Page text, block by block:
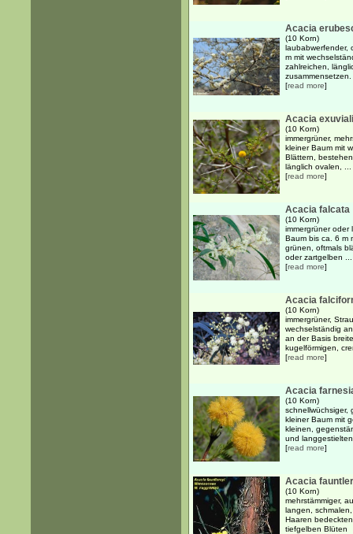
Acacia
(10 Korn)
laubabwerfender,
m mit
zahlreichen,
[read more]
Acacia
(10 Korn)
immergrüner,
kleiner Baum mit
Blättern,
länglich ovalen, ...
[read more]
Acacia falcata
(10 Korn)
immergrüner oder
Baum bis ca. 6 m
grünen, oftmals
oder zartgelben ...
[read more]
Acacia
(10 Korn)
immergrüner,
wechselständig
an der Basis
kugelförmigen,
[read more]
Acacia
(10 Korn)
schnellwüchsiger,
kleiner Baum mit
kleinen,
und
[read more]
Acacia
(10 Korn)
mehrstämmiger,
langen,
Haaren
tiefgelben Blüten